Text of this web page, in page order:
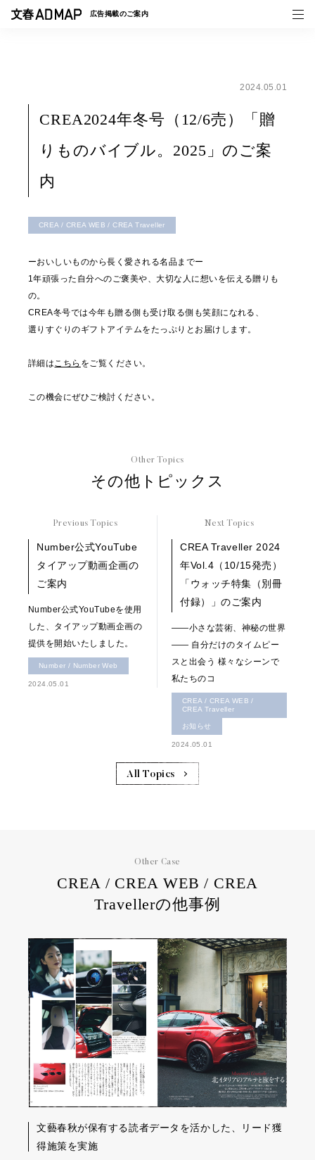
広告掲載のご案内
事例一覧
トピックス
2024.05.01
CREA2024年冬号（12/6売）「贈
りものバイブル。2025」のご案
内
CREA / CREA WEB / CREA Traveller
ーおいしいものから長く愛される名品までー
1年頑張った自分へのご褒美や、大切な人に想いを伝える贈りも
の。
CREA冬号では今年も贈る側も受け取る側も笑顔になれる、
選りすぐりのギフトアイテムをたっぷりとお届けします。
詳細はこちら をご覧ください。
この機会にぜひご検討ください。
Other Topics
その他トピックス
Previous Topics
Number公式YouTube
タイアップ動画企画の
ご案内
Number公式YouTubeを使用
した、タイアップ動画企画の
提供を開始いたしました。
Number / Number Web
2024.05.01
Next Topics
CREA Traveller 2024
年Vol.4（10/15発売）
「ウォッチ特集（別冊
付録）」のご案内
――小さな芸術、神秘の世界
―― 自分だけのタイムピー
スと出会う 様々なシーンで
私たちのコ
CREA / CREA WEB /
CREA Traveller
お知らせ
2024.05.01
All Topics
Other Case
CREA / CREA WEB / CREA
Travellerの他事例
文藝春秋が保有する読者データを活かした、リード獲
得施策を実施